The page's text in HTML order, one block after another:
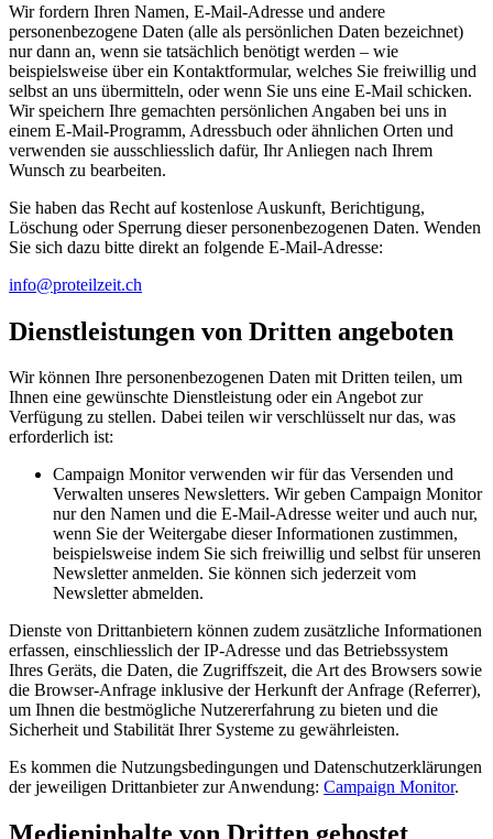
Wir fordern Ihren Namen, E-Mail-Adresse und andere
personenbezogene Daten (alle als persönlichen Daten bezeichnet)
nur dann an, wenn sie tatsächlich benötigt werden – wie
beispielsweise über ein Kontaktformular, welches Sie freiwillig und
selbst an uns übermitteln, oder wenn Sie uns eine E-Mail schicken.
Wir speichern Ihre gemachten persönlichen Angaben bei uns in
einem E-Mail-Programm, Adressbuch oder ähnlichen Orten und
verwenden sie ausschliesslich dafür, Ihr Anliegen nach Ihrem
Wunsch zu bearbeiten.
Sie haben das Recht auf kostenlose Auskunft, Berichtigung,
Löschung oder Sperrung dieser personenbezogenen Daten. Wenden
Sie sich dazu bitte direkt an folgende E-Mail-Adresse:
info@proteilzeit.ch
Dienstleistungen von Dritten angeboten
Wir können Ihre personenbezogenen Daten mit Dritten teilen, um
Ihnen eine gewünschte Dienstleistung oder ein Angebot zur
Verfügung zu stellen. Dabei teilen wir verschlüsselt nur das, was
erforderlich ist:
Campaign Monitor verwenden wir für das Versenden und
Verwalten unseres Newsletters. Wir geben Campaign Monitor
nur den Namen und die E-Mail-Adresse weiter und auch nur,
wenn Sie der Weitergabe dieser Informationen zustimmen,
beispielsweise indem Sie sich freiwillig und selbst für unseren
Newsletter anmelden. Sie können sich jederzeit vom
Newsletter abmelden.
Dienste von Drittanbietern können zudem zusätzliche Informationen
erfassen, einschliesslich der IP-Adresse und das Betriebssystem
Ihres Geräts, die Daten, die Zugriffszeit, die Art des Browsers sowie
die Browser-Anfrage inklusive der Herkunft der Anfrage (Referrer),
um Ihnen die bestmögliche Nutzererfahrung zu bieten und die
Sicherheit und Stabilität Ihrer Systeme zu gewährleisten.
Es kommen die Nutzungsbedingungen und Datenschutzerklärungen
der jeweiligen Drittanbieter zur Anwendung: Campaign Monitor.